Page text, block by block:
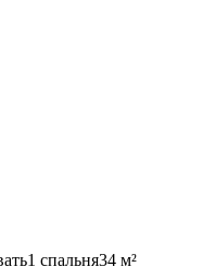
1 спальня34 м²